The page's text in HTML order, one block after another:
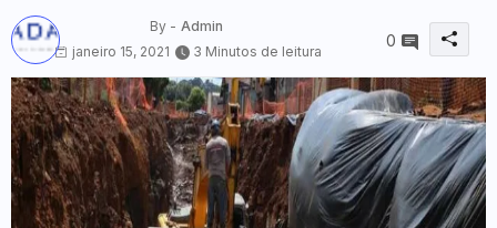
By - Admin
janeiro 15, 2021
3 Minutos de leitura
0